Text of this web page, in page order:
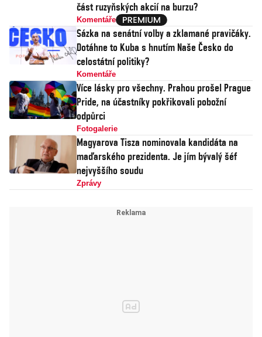
část ruzyňských akcií na burzu?
Komentáře
Sázka na senátní volby a zklamané pravičáky.
Dotáhne to Kuba s hnutím Naše Česko do
celostátní politiky?
Komentáře
Více lásky pro všechny. Prahou prošel Prague
Pride, na účastníky pokřikovali pobožní
odpůrci
Fotogalerie
Magyarova Tisza nominovala kandidáta na
maďarského prezidenta. Je jím bývalý šéf
nejvyššího soudu
Zprávy